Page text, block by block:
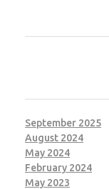
September 2025
August 2024
May 2024
February 2024
May 2023